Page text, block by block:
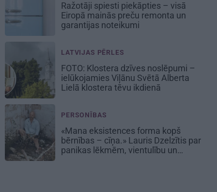
Ražotāji spiesti piekāpties – visā
Eiropā mainās preču remonta un
garantijas noteikumi
LATVIJAS PĒRLES
FOTO: Klostera dzīves noslēpumi –
ielūkojamies Viļānu Svētā Alberta
Lielā klostera tēvu ikdienā
PERSONĪBAS
«Mana eksistences forma kopš
bērnības – cīņa.» Lauris Dzelzītis par
panikas lēkmēm, vientulību un